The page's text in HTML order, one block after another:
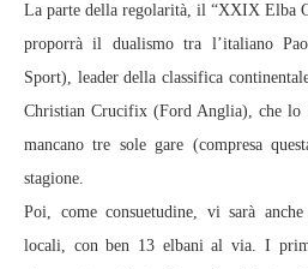
La parte della regolarità, il “XXIX Elba
proporrà il dualismo tra l’italiano
Sport), leader della classifica
Christian Crucifix (Ford Anglia), che lo
mancano tre sole gare (compresa
stagione.
Poi, come consuetudine, vi sarà
locali, con ben 13 elbani al via. I